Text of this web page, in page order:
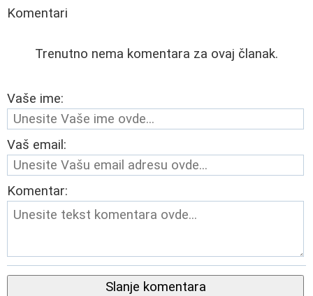
Komentari
Trenutno nema komentara za ovaj članak.
Vaše ime:
Vaš email:
Komentar:
Slanje komentara